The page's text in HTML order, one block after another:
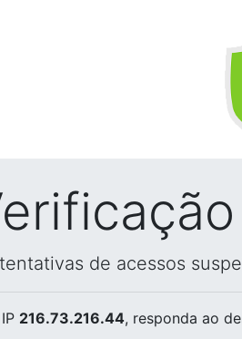
de acessos
216.73.216.44, responda ao